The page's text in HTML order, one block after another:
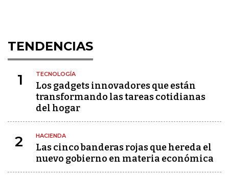
TENDENCIAS
1 TECNOLOGÍA
Los gadgets innovadores que están
transformando las tareas cotidianas
del hogar
2 HACIENDA
Las cinco banderas rojas que hereda el
nuevo gobierno en materia económica